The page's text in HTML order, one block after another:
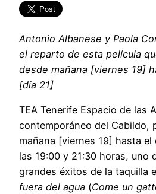
Antonio Albanese y Paola
el reparto de esta película
desde mañana [viernes 19]
[día 21]
TEA Tenerife Espacio de las
contemporáneo del Cabildo,
mañana [viernes 19] hasta
las 19:00 y 21:30 horas, uno
grandes éxitos de la taquilla
fuera del agua (Come un